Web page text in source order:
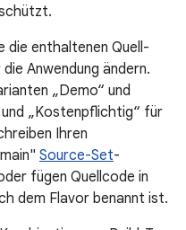
die enthaltenen Quell-
Anwendung ändern.
„Demo“ und
„Kostenpflichtig“ für
Ihren
Source-Set-
fügen Quellcode in
dem Flavor benannt ist.